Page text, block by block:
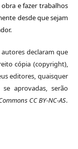
e fazer trabalhos
desde que sejam
declaram que
cópia (copyright),
editores, quaisquer
se aprovadas, serão
CC BY-NC-AS.